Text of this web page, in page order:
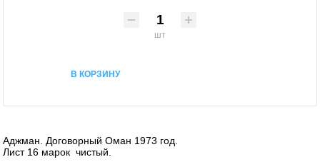
шт
В КОРЗИНУ
Аджман. Договорный Оман 1973 год.
Лист 16 марок чистый.